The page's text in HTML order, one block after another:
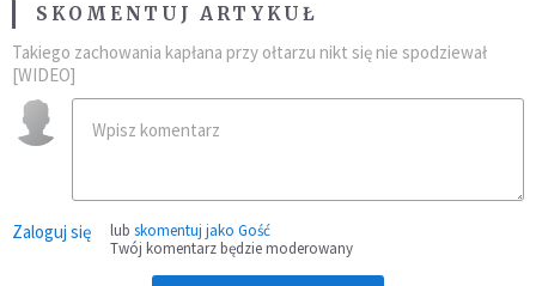
SKOMENTUJ ARTYKUŁ
Takiego zachowania kapłana przy ołtarzu nikt się nie spodziewał
[WIDEO]
Zaloguj się lub skomentuj jako Gość
Twój komentarz będzie moderowany